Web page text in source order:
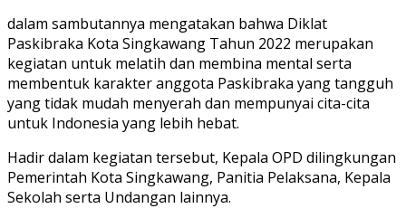
dalam sambutannya mengatakan bahwa Diklat
Paskibraka Kota Singkawang Tahun 2022 merupakan
kegiatan untuk melatih dan membina mental serta
membentuk karakter anggota Paskibraka yang tangguh
yang tidak mudah menyerah dan mempunyai cita-cita
untuk Indonesia yang lebih hebat.
Hadir dalam kegiatan tersebut, Kepala OPD dilingkungan
Pemerintah Kota Singkawang, Panitia Pelaksana, Kepala
Sekolah serta Undangan lainnya.